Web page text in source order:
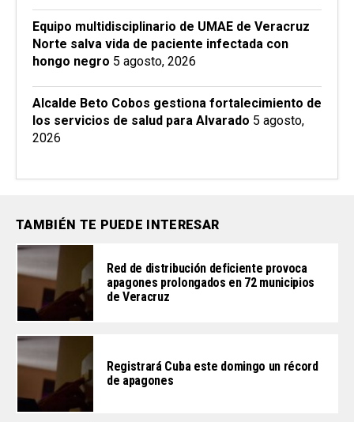
Equipo multidisciplinario de UMAE de Veracruz
Norte salva vida de paciente infectada con
hongo negro 5 agosto, 2026
Alcalde Beto Cobos gestiona fortalecimiento de
los servicios de salud para Alvarado 5 agosto,
2026
TAMBIÉN TE PUEDE INTERESAR
Red de distribución deficiente provoca
apagones prolongados en 72 municipios
de Veracruz
Registrará Cuba este domingo un récord
de apagones